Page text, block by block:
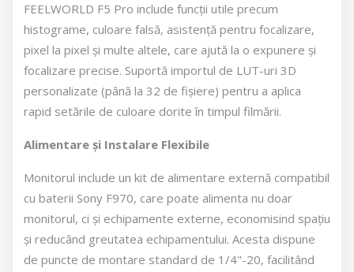
FEELWORLD F5 Pro include funcții utile precum
histograme, culoare falsă, asistență pentru focalizare,
pixel la pixel și multe altele, care ajută la o expunere și
focalizare precise. Suportă importul de LUT-uri 3D
personalizate (până la 32 de fișiere) pentru a aplica
rapid setările de culoare dorite în timpul filmării.
Alimentare și Instalare Flexibile
Monitorul include un kit de alimentare externă compatibil
cu baterii Sony F970, care poate alimenta nu doar
monitorul, ci și echipamente externe, economisind spațiu
și reducând greutatea echipamentului. Acesta dispune
de puncte de montare standard de 1/4"-20, facilitând